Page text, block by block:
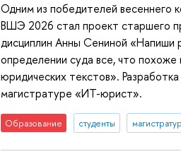
Одним из победителей весеннего
ВШЭ 2026 стал проект старшего
дисциплин Анны Сениной «Напиши
определении суда все, что
юридических текстов».
магистратуре «ИТ-юрист».
Образование студенты